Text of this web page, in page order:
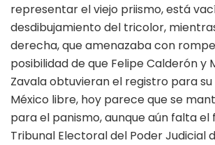
representar el viejo priismo, está
desdibujamiento del tricolor,
derecha, que amenazaba con
posibilidad de que Felipe Calderón y
Zavala obtuvieran el registro para
México libre, hoy parece que se
para el panismo, aunque aún falta el
Tribunal Electoral del Poder Judicial